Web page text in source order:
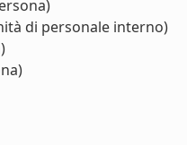
di personale interno)